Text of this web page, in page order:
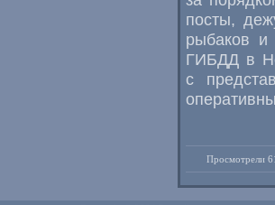
посты,
рыбаков и
ГИБДД в
с
Просмотрели